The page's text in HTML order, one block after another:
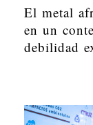
El metal
en un
debilidad